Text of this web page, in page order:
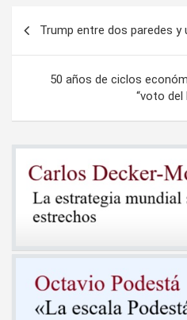
entradas
Trump entre dos paredes y
50 años de ciclos
“voto del